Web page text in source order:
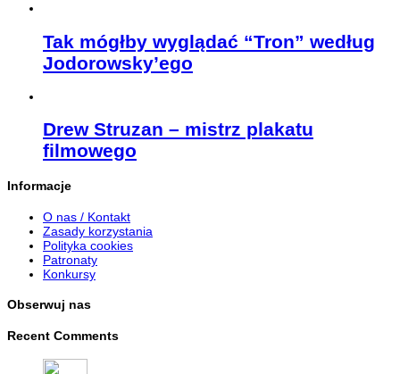
Tak mógłby wyglądać “Tron” według
Jodorowsky’ego
Drew Struzan – mistrz plakatu
filmowego
Informacje
O nas / Kontakt
Zasady korzystania
Polityka cookies
Patronaty
Konkursy
Obserwuj nas
Recent Comments